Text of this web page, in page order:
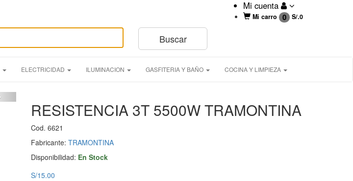
Mi cuenta
Mi carro 0 S/.0
ELECTRICIDAD ILUMINACION GASFITERIA Y BAÑO COCINA Y LIMPIEZA
RESISTENCIA 3T 5500W TRAMONTINA
Cod. 6621
Fabricante: TRAMONTINA
Disponibilidad: En Stock
S/15.00